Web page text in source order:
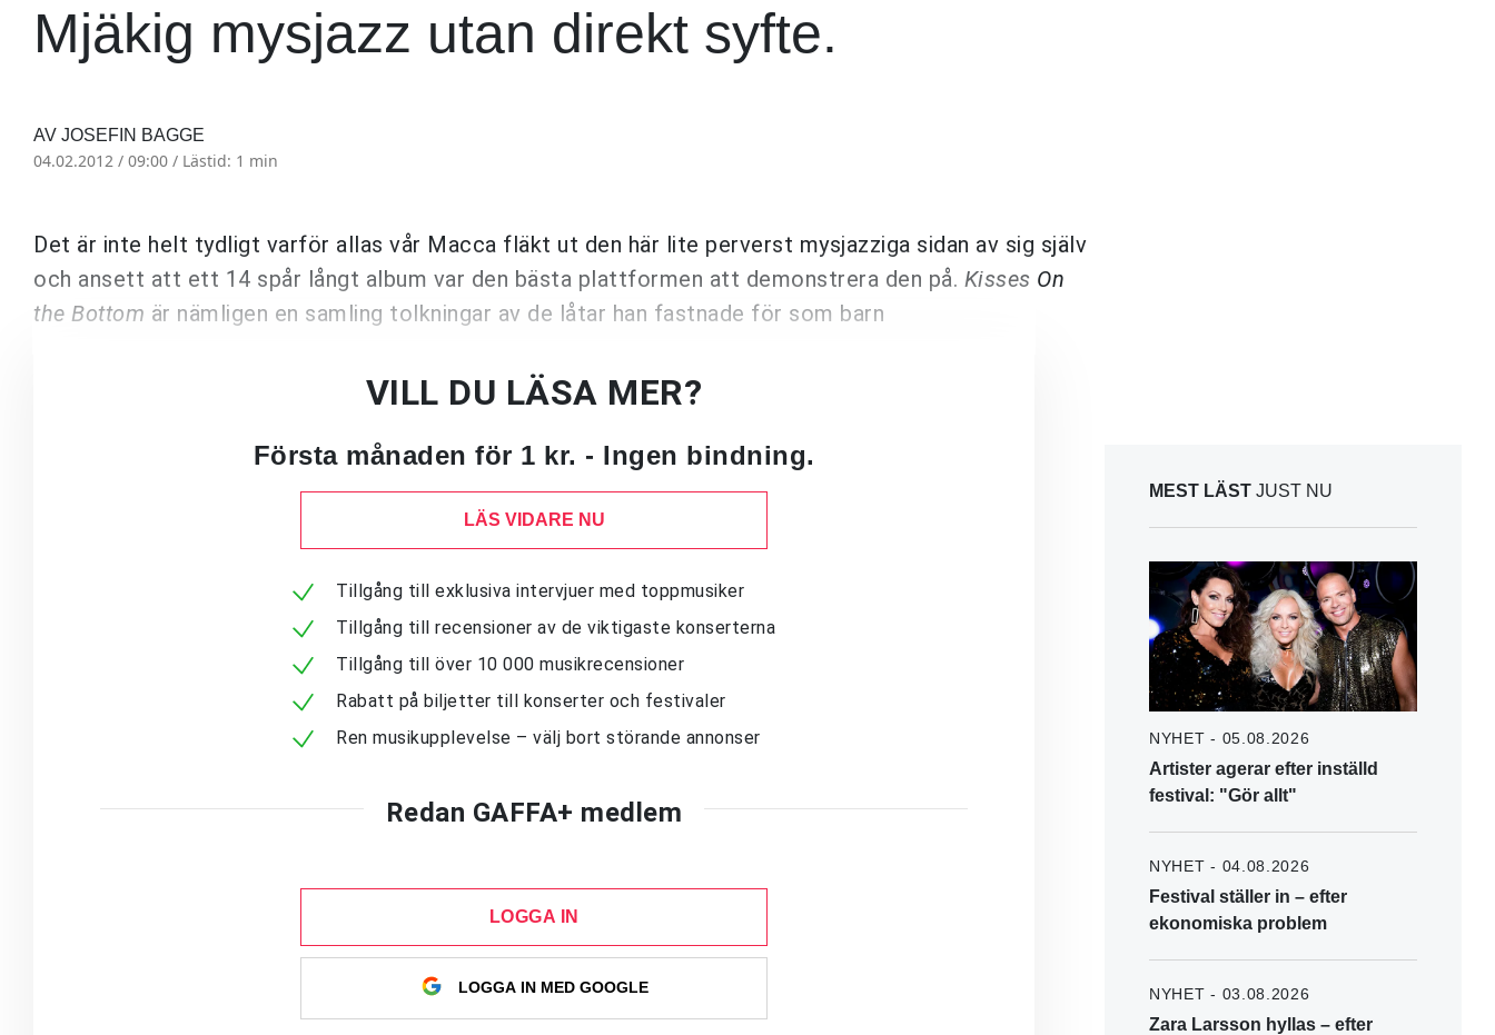
Mjäkig mysjazz utan direkt syfte.
AV JOSEFIN BAGGE
04.02.2012 / 09:00 / Lästid: 1 min
Det är inte helt tydligt varför allas vår Macca fläkt ut den här lite perverst mysjazziga sidan av sig själv
och ansett att ett 14 spår långt album var den bästa plattformen att demonstrera den på. Kisses On
the Bottom är nämligen en samling tolkningar av de låtar han fastnade för som barn
VILL DU LÄSA MER?
Första månaden för 1 kr. - Ingen bindning.
LÄS VIDARE NU
Tillgång till exklusiva intervjuer med toppmusiker
Tillgång till recensioner av de viktigaste konserterna
Tillgång till över 10 000 musikrecensioner
Rabatt på biljetter till konserter och festivaler
Ren musikupplevelse – välj bort störande annonser
Redan GAFFA+ medlem
LOGGA IN
LOGGA IN MED GOOGLE
MEST LÄST JUST NU
NYHET - 05.08.2026
Artister agerar efter inställd
festival: "Gör allt"
NYHET - 04.08.2026
Festival ställer in – efter
ekonomiska problem
NYHET - 03.08.2026
Zara Larsson hyllas – efter